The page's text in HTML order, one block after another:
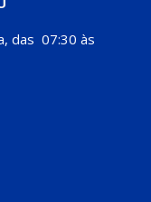
das 07:30 às